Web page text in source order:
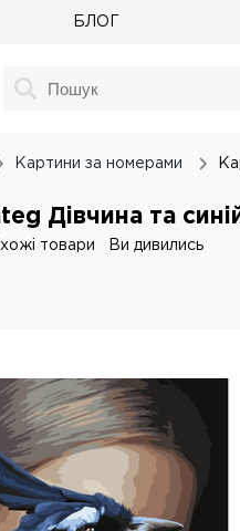
БЛОГ
Картини за номерами
Дівчина та
товари Ви дивились